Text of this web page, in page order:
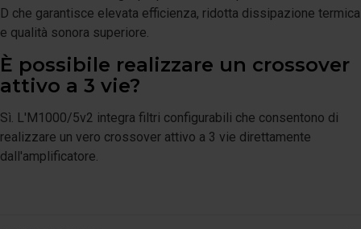
D che garantisce elevata efficienza, ridotta dissipazione termica
e qualità sonora superiore.
È possibile realizzare un crossover
attivo a 3 vie?
Sì. L'M1000/5v2 integra filtri configurabili che consentono di
realizzare un vero crossover attivo a 3 vie direttamente
dall'amplificatore.